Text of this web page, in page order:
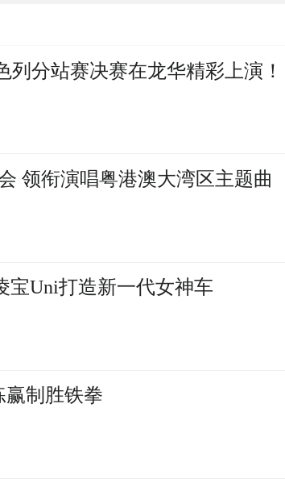
分站赛决赛在龙华精彩上演！
领衔演唱粤港澳大湾区主题曲
宝Uni打造新一代女神车
赢制胜铁拳